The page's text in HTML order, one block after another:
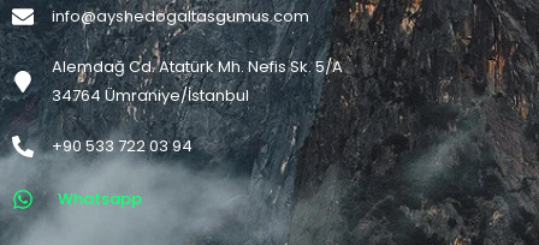
info@ayshedogaltasgumus.com
Alemdağ Cd. Atatürk Mh. Nefis Sk. 5/A
34764 Ümraniye/İstanbul
+90 533 722 03 94
Whatsapp